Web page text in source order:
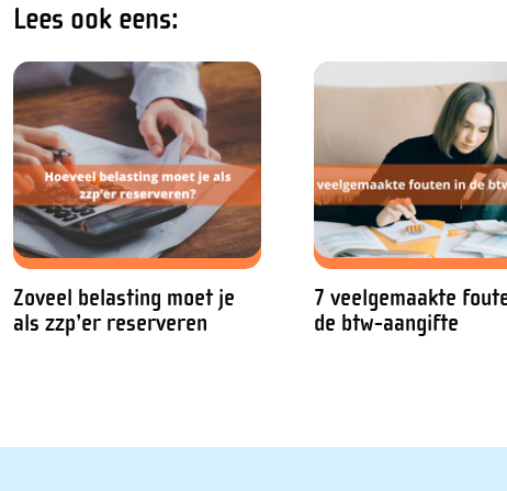
Lees ook eens:
Zoveel belasting moet je
als zzp’er reserveren
7 veelgemaakte
de btw-aangifte